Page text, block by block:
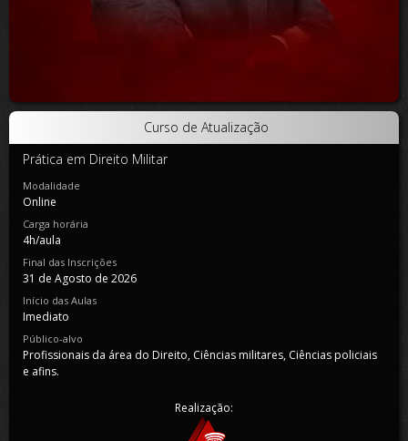
Curso de Atualização
Prática em Direito Militar
Modalidade
Online
Carga horária
4h/aula
Final das Inscrições
31 de Agosto de 2026
Início das Aulas
Imediato
Público-alvo
Profissionais da área do Direito, Ciências militares, Ciências policiais
e afins.
Realização: